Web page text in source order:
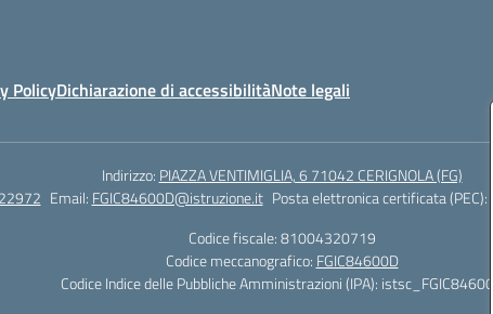
PolicyDichiarazione di accessibilitàNote legali
Indirizzo: PIAZZA VENTIMIGLIA, 6 71042 CERIGNOLA (FG)
Email: FGIC84600D@istruzione.it Posta elettronica certificata (PEC):
Codice fiscale: 81004320719
Codice meccanografico: FGIC84600D
Codice Indice delle Pubbliche Amministrazioni (IPA): istsc_FGIC84600D